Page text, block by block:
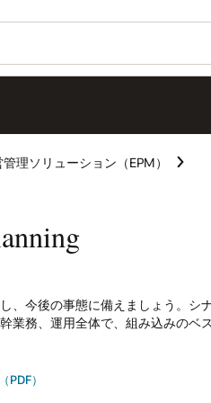
理ソリューション（EPM）
、今後の事態に備えましょう。シ
業務、運用全体で、組み込みのベ
PDF）